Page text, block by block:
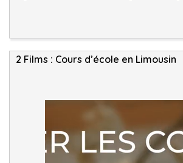
2 Films : Cours d’école en Limousin